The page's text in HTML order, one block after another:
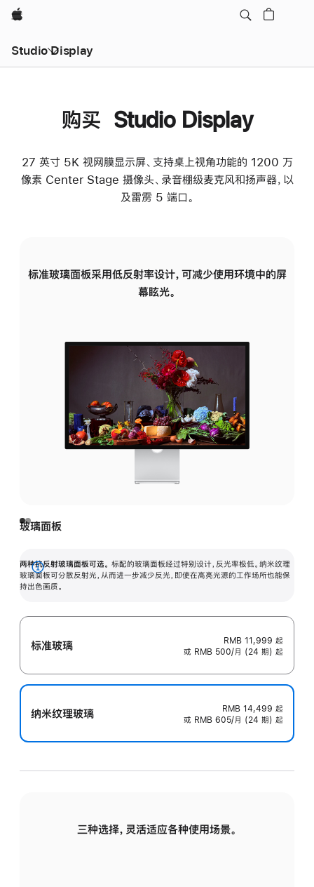
Apple
Studio Display
购买 Studio Display
27 英寸 5K 视网膜显示屏、支持桌上视角功能的 1200 万
像素 Center Stage 摄像头、录音棚级麦克风和扬声器，以
及雷雳 5 端口。
标准玻璃面板采用低反射率设计，可减少使用环境中的屏
幕眩光。
玻璃面板
两种抗反射玻璃面板可选。 标配的玻璃面板经过特别设计，反光率极低。纳米纹理
玻璃面板可分散反射光，从而进一步减少反光，即使在高亮光源的工作场所也能保
持出色画质。
展
开
标准玻璃 RMB 11,999 起
或 RMB 500/月 (24 期) 起
纳米纹理玻璃 RMB 14,499 起
或 RMB 605/月 (24 期) 起
三种选择，灵活适应各种使用场景。